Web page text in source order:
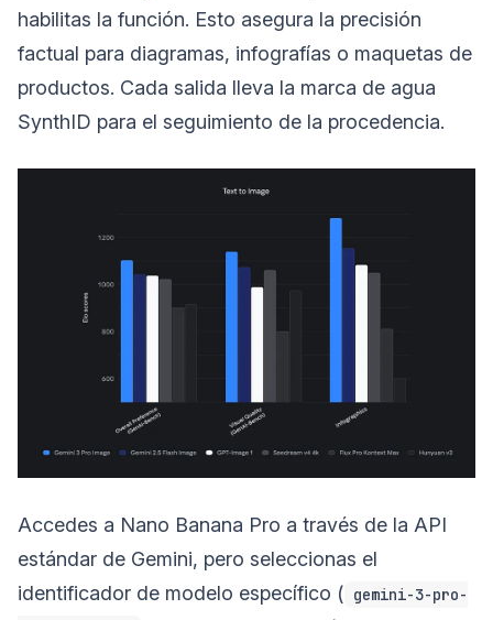
habilitas la función. Esto asegura la precisión
factual para diagramas, infografías o maquetas de
productos. Cada salida lleva la marca de agua
SynthID para el seguimiento de la procedencia.
Accedes a Nano Banana Pro a través de la API
estándar de Gemini, pero seleccionas el
identificador de modelo específico ( gemini-3-pro-